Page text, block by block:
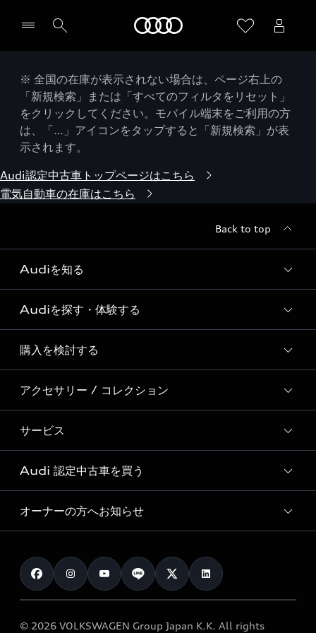
※ 全国の在庫が表示されない場合は、ページ右上の
「新規検索」または「すべてのフィルタをリセット」
をクリックしてください。モバイル端末をご利用の方
は、「…」アイコンをタップすると「新規検索」が表
示されます。
Audi認定中古車トップページはこちら
電気自動車の在庫はこちら
Back to top
Audiを知る
Audi ブランド
Story of Progress
Audi Sport
Formula 1®
デジタルサービス
Audiを探す・体験する
ディーラー検索
新車在庫検索
試乗車・展示車検索
見積り依頼
試乗予約
購入を検討する
モデル一覧
特別仕様モデル / 限定モデル
e-tronラインアップ
価格シミュレーション
車両比較
カタログ一覧
アクセサリー / コレクション
純正アクセサリー
オンラインショップ
Audi collection
アウディナビアプリ
サービス
サービス入庫予約
サービスプログラム
メンテナンス
車検 / 定期点検
e-tronアフターサポート
Audi 認定中古車を買う
Audi認定中古車
クオリティ
保証
メンテナンス
オーナーの方へお知らせ
お知らせ
オーナー様向けキャンペーン
© 2026 VOLKSWAGEN Group Japan K.K. All rights